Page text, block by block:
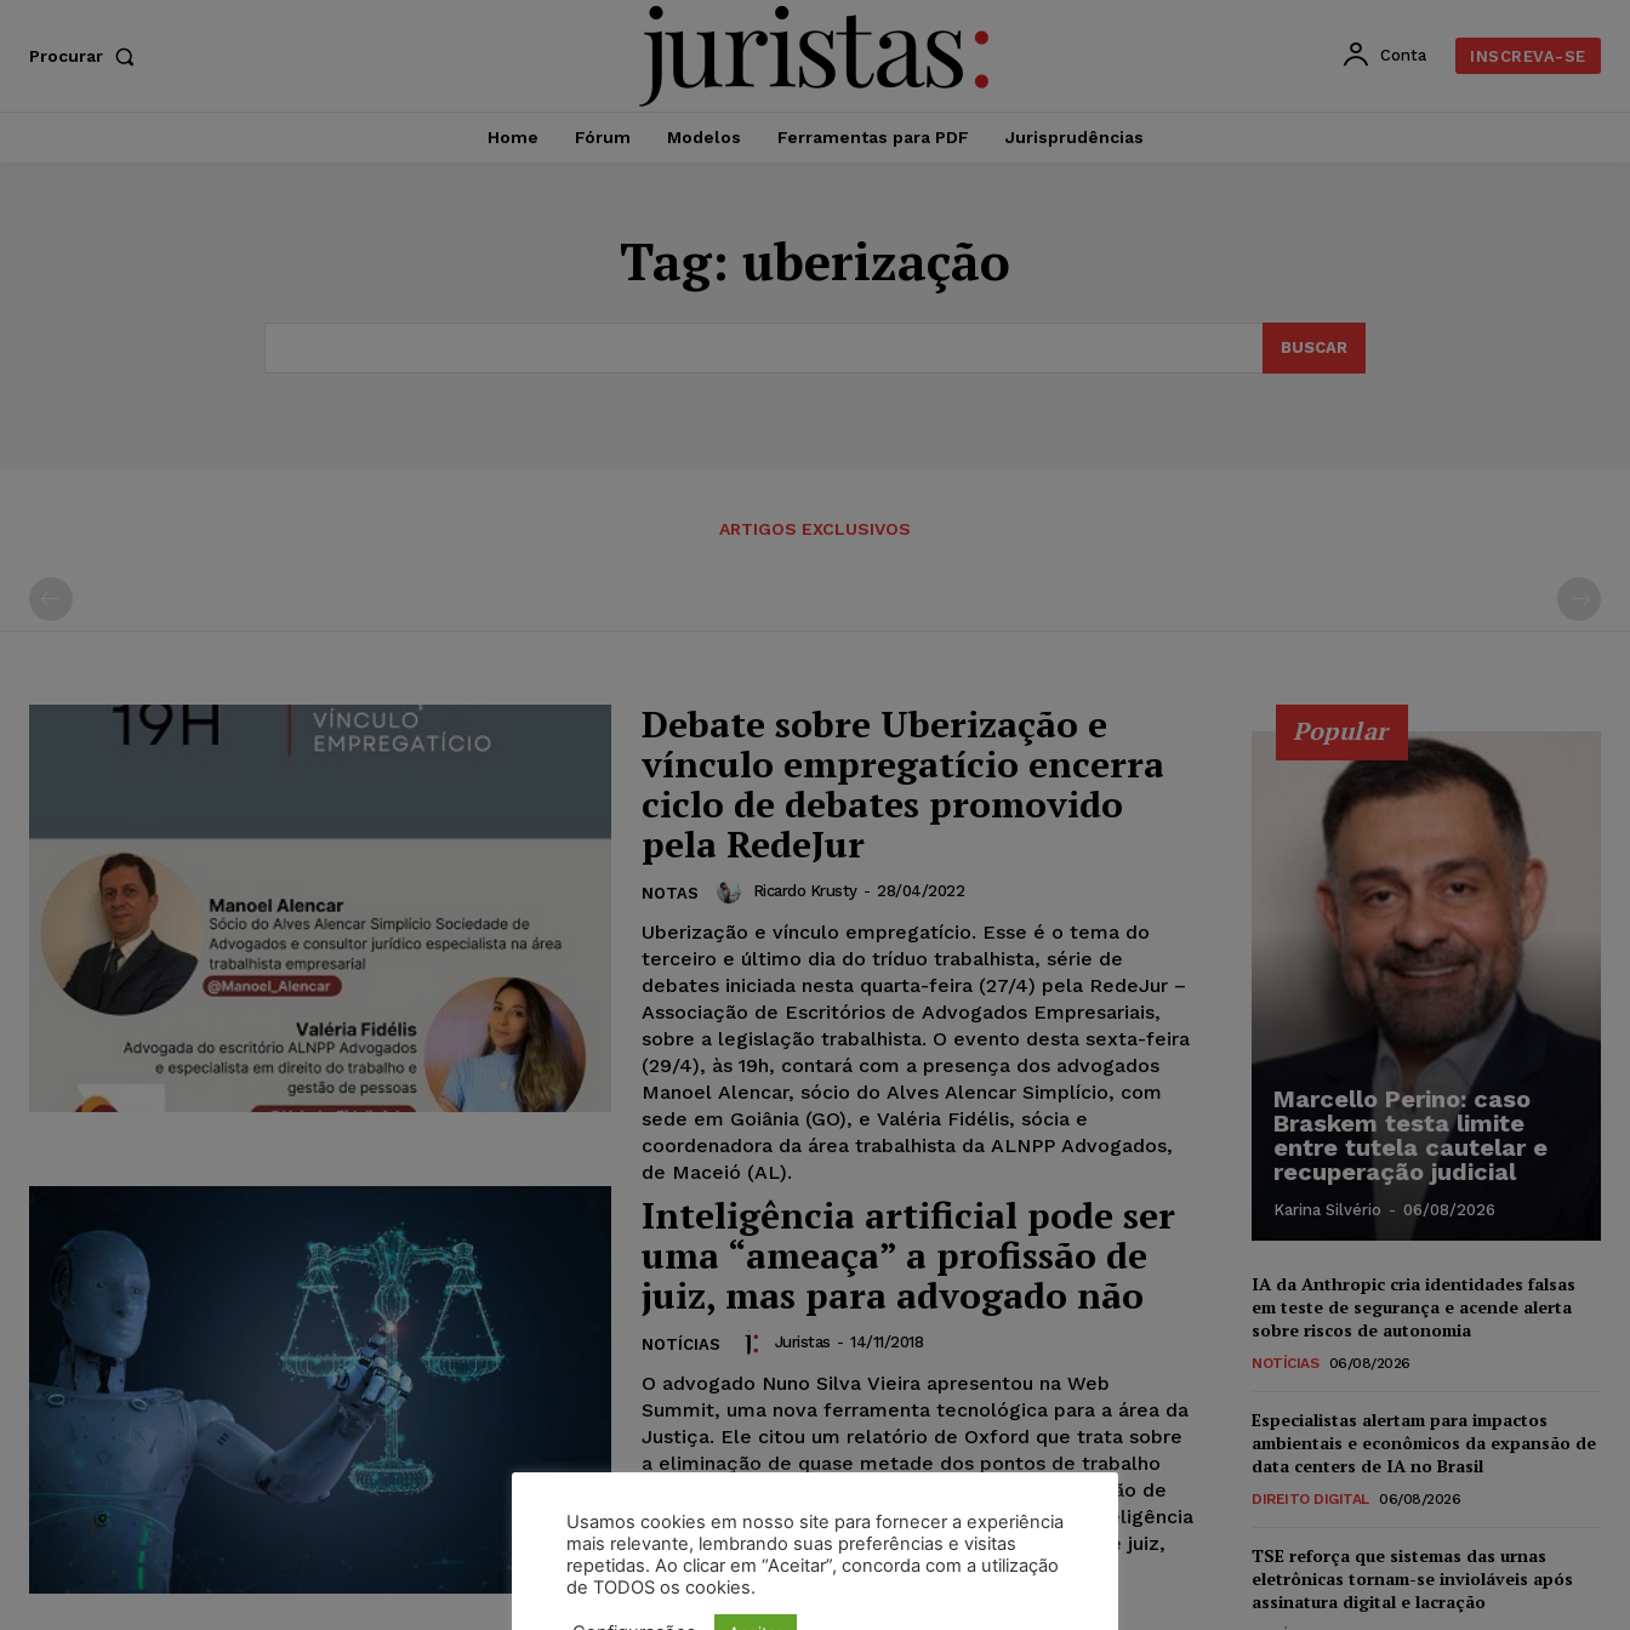
Procurar Conta INSCREVA-SE
Home Fórum Modelos Ferramentas para PDF Jurisprudências
Tag: uberização
BUSCAR
ARTIGOS EXCLUSIVOS
Debate sobre Uberização e
vínculo empregatício encerra
ciclo de debates promovido
pela RedeJur
NOTAS Ricardo Krusty - 28/04/2022
Uberização e vínculo empregatício. Esse é o tema do
terceiro e último dia do tríduo trabalhista, série de
debates iniciada nesta quarta-feira (27/4) pela RedeJur –
Associação de Escritórios de Advogados Empresariais,
sobre a legislação trabalhista. O evento desta sexta-feira
(29/4), às 19h, contará com a presença dos advogados
Manoel Alencar, sócio do Alves Alencar Simplício, com
sede em Goiânia (GO), e Valéria Fidélis, sócia e
coordenadora da área trabalhista da ALNPP Advogados,
de Maceió (AL).
Inteligência artificial pode ser
uma “ameaça” a profissão de
juiz, mas para advogado não
NOTÍCIAS Juristas - 14/11/2018
O advogado Nuno Silva Vieira apresentou na Web
Summit, uma nova ferramenta tecnológica para a área da
Justiça. Ele citou um relatório de Oxford que trata sobre
a eliminação de quase metade dos pontos de trabalho
dos juízes e na extinção pura e simples da profissão de
funcionário judicial. De acordo com o jurista, a inteligência
artificial “poderá fazer desaparecer a profissão de juiz,
mas não a do advogado".
Popular
Marcello Perino: caso
Braskem testa limite
entre tutela cautelar e
recuperação judicial
Karina Silvério - 06/08/2026
IA da Anthropic cria identidades falsas
em teste de segurança e acende alerta
sobre riscos de autonomia
NOTÍCIAS 06/08/2026
Especialistas alertam para impactos
ambientais e econômicos da expansão de
data centers de IA no Brasil
DIREITO DIGITAL 06/08/2026
TSE reforça que sistemas das urnas
eletrônicas tornam-se invioláveis após
assinatura digital e lacração
Usamos cookies em nosso site para fornecer a experiência
mais relevante, lembrando suas preferências e visitas
repetidas. Ao clicar em “Aceitar”, concorda com a utilização
de TODOS os cookies.